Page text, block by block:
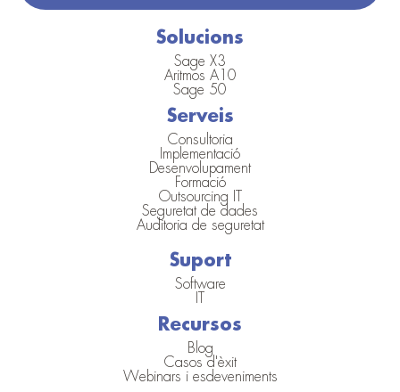
Solucions
Sage X3
Aritmos A10
Sage 50
Serveis
Consultoria
Implementació
Desenvolupament
Formació
Outsourcing IT
Seguretat de dades
Auditoria de seguretat
Suport
Software
IT
Recursos
Blog
Casos d'èxit
Webinars i esdeveniments